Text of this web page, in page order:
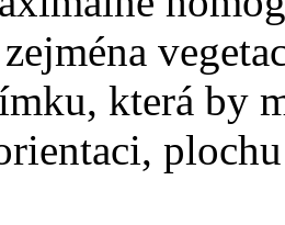
která by